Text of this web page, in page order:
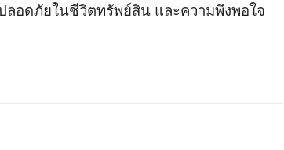
ลอดภัยในชีวิตทรัพย์สิน และความพึงพอใจ